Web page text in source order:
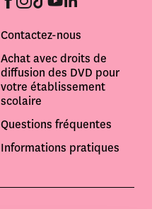
Contactez-nous
Achat avec droits de
diffusion des DVD pour
votre établissement
scolaire
Questions fréquentes
Informations pratiques